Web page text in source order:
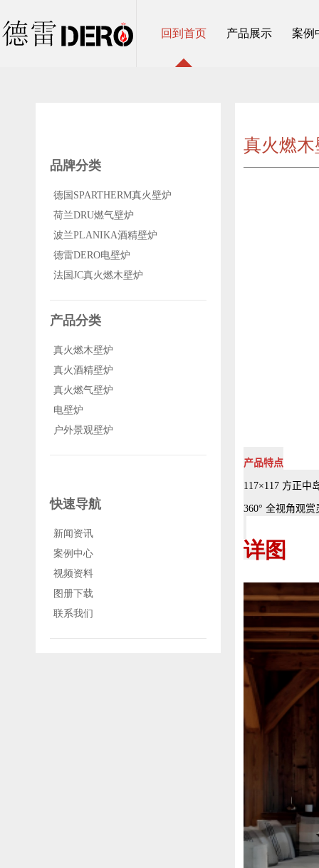
回到首页 产品展示 案例
品牌分类
德国SPARTHERM真火壁炉
荷兰DRU燃气壁炉
波兰PLANIKA酒精壁炉
德雷DERO电壁炉
法国JC真火燃木壁炉
产品分类
真火燃木壁炉
真火酒精壁炉
真火燃气壁炉
电壁炉
户外景观壁炉
快速导航
新闻资讯
案例中心
视频资料
图册下载
联系我们
真火燃
产品特点
117×117 方正中
360° 全视角观
详图